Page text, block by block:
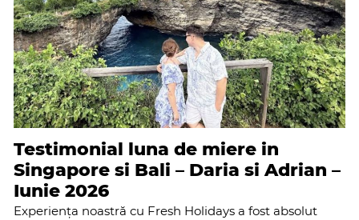
Testimonial luna de miere in
Singapore si Bali – Daria si Adrian –
Iunie 2026
Experiența noastră cu Fresh Holidays a fost absolut